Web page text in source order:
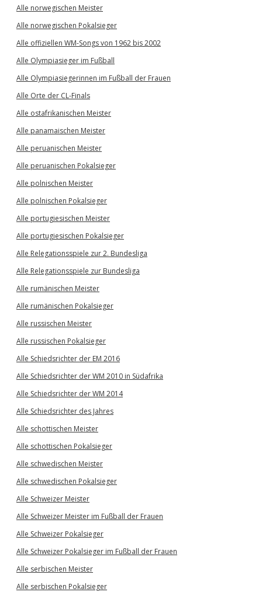
Alle norwegischen Meister
Alle norwegischen Pokalsieger
Alle offiziellen WM-Songs von 1962 bis 2002
Alle Olympiasieger im Fußball
Alle Olympiasiegerinnen im Fußball der Frauen
Alle Orte der CL-Finals
Alle ostafrikanischen Meister
Alle panamaischen Meister
Alle peruanischen Meister
Alle peruanischen Pokalsieger
Alle polnischen Meister
Alle polnischen Pokalsieger
Alle portugiesischen Meister
Alle portugiesischen Pokalsieger
Alle Relegationsspiele zur 2. Bundesliga
Alle Relegationsspiele zur Bundesliga
Alle rumänischen Meister
Alle rumänischen Pokalsieger
Alle russischen Meister
Alle russischen Pokalsieger
Alle Schiedsrichter der EM 2016
Alle Schiedsrichter der WM 2010 in Südafrika
Alle Schiedsrichter der WM 2014
Alle Schiedsrichter des Jahres
Alle schottischen Meister
Alle schottischen Pokalsieger
Alle schwedischen Meister
Alle schwedischen Pokalsieger
Alle Schweizer Meister
Alle Schweizer Meister im Fußball der Frauen
Alle Schweizer Pokalsieger
Alle Schweizer Pokalsieger im Fußball der Frauen
Alle serbischen Meister
Alle serbischen Pokalsieger